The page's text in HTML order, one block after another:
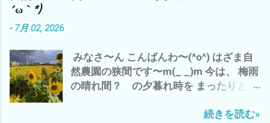
を 優先に 自然農は、マラソン＝持久走
デス^^; ご自愛して、 ムリせず、続けて
行きましょう〜 では、 また
炊飯器で、76分 炊飯 後、 鍋に移し
て、 グツグツと20分 かき混ぜ、煮込
む(^o^) さ〜 コレを食べて、 夕方か
取りこぼしのラッキョウの収穫 と 草刈
´ω｀*)
- 7月 02, 2026
みなさ〜ん こんばんわ〜(^o^) はざま自
然農園の狭間です〜m(_ _)m 今は、 梅雨
の晴れ間？ の夕暮れ時を まったりと、
リード・ギターの鳴き 最高です(^o^) 今
続きを読む»